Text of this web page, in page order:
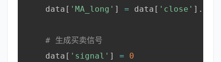
    data
[ 'MA_long' ] = data [ 'close' ] .
# 生成买卖信号
    data
[ 'signal' ] =
0